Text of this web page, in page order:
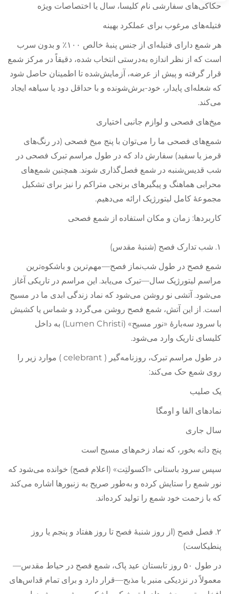
حکاکی‌های سفارشی نام کلیسا، سال یا اختصاصات ویژه
فتیله‌های مرغوب برای عملکرد بهینه
هر شمع دارای فتیله‌ای از جنس پنبهٔ خالص ۱۰۰٪ و بدون سرب
است که از نظر اندازه به‌درستی انتخاب شده، دقیقاً در مرکز شمع
قرار گرفته و پیش از عرضه، آزمایش‌شده تا اطمینان حاصل شود
که شعله‌ای پایدار، خود-برش‌شونده و با حداقل دود یا سیاهه ایجاد
می‌کند.
میخ‌های فصحی و لوازم جانبی اختیاری
شمع‌های فصحی ما را می‌توان با پنج میخ فصحی (در رنگ‌های
قرمز یا سفید) سفارش داد که در طول مراسم تبرک فصحی در
شب قدیس‌شنبه در شمع فصل‌گذاری شوند. همچنین شمع‌های
محرابی هماهنگ و پیگیرهای برنجی متراکم را نیز برای تشکیل
مجموعهٔ کامل لیتورژیک ارائه می‌دهیم.
کاربردها: زمان و مکان استفاده از شمع فصحی
۱. شب تدارک فصح (شنبهٔ مقدس)
شمع فصح در طول شب‌نماز فصح—مهم‌ترین و باشکوه‌ترین
مراسم لیتورژیک سال—تبرک می‌یابد. این مراسم در تاریکی آغاز
می‌شود. آتشی نو روشن می‌شود که نماد زندگی ابدی ما در مسیح
است. از این آتش، شمع فصح روشن می‌گردد و شماس یا کشیش
با سرود سه‌بارهٔ «نور مسیح» (Lumen Christi) به داخل
کلیسای تاریک وارد می‌شود.
در طول مراسم تبرک، روزنامه‌گیر ( celebrant ) موارد زیر را
روی شمع حک می‌کند:
یک صلیب
نمادهای الفا و اومگا
سال جاری
پنج دانه بخور، که نماد زخم‌های مسیح است
سپس سرود باستانی «اکسولتِت» (اعلام فصح) خوانده می‌شود که
نور شمع را ستایش کرده و به‌طور صریح به زنبورها اشاره می‌کند
که با زحمت خود شمع را تولید کرده‌اند.
۲. فصل فصح (از روز شنبهٔ فصح تا روز هفتاد و پنجم یا روز
پنطیکاست)
در طول ۵۰ روز تابستان عید پاک، شمع فصح در حیاط مقدس—
معمولاً در نزدیکی منبر یا مذبح—قرار دارد و برای تمام قداس‌های